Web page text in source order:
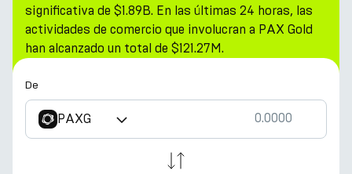
significativa de $1.89B. En las últimas 24 horas, las
actividades de comercio que involucran a PAX Gold
han alcanzado un total de $121.27M.
De
PAXG